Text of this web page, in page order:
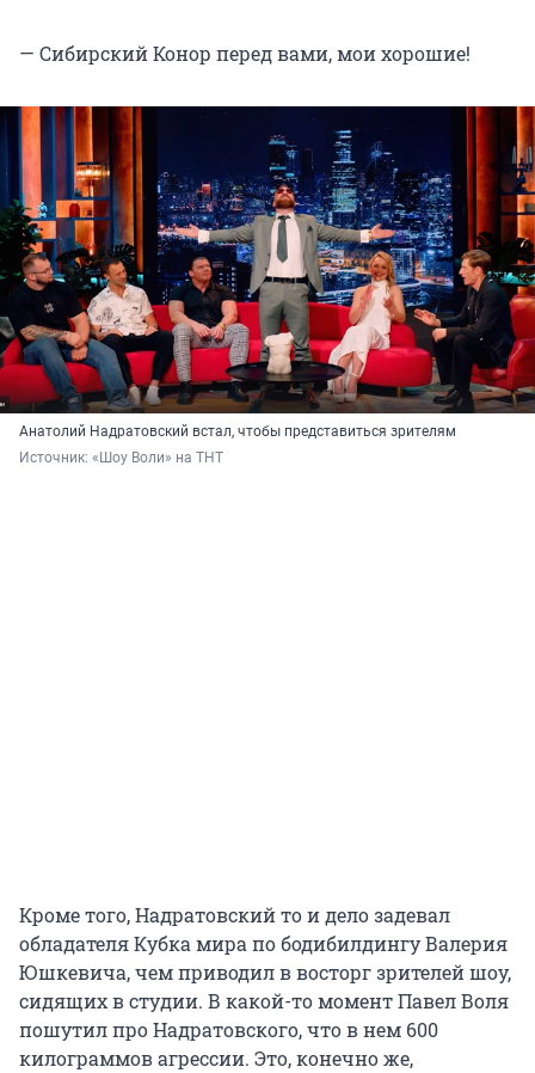
— Сибирский Конор перед вами, мои хорошие!
Анатолий Надратовский встал, чтобы представиться зрителям
Источник: «Шоу Воли» на ТНТ
Кроме того, Надратовский то и дело задевал
обладателя Кубка мира по бодибилдингу Валерия
Юшкевича, чем приводил в восторг зрителей шоу,
сидящих в студии. В какой-то момент Павел Воля
пошутил про Надратовского, что в нем 600
килограммов агрессии. Это, конечно же,